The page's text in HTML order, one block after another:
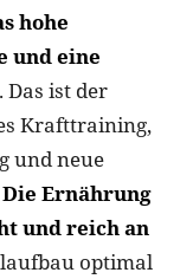
hohe
und eine
Das ist der
Krafttraining,
und neue
Die Ernährung
und reich an
optimal